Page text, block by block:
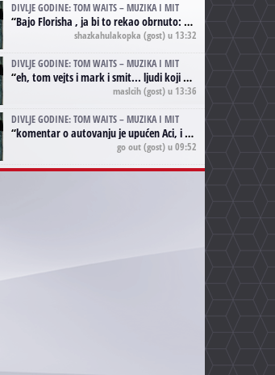
DIVLJE GODINE: TOM WAITS – MUZIKA I MIT
“Bajo Florisha , ja bi to rekao obrnuto: Beefheart je za Waitsa, isto sto i Hendrix za Lenny Kravitza
shazkahulakopka (gost) u 13:32
DIVLJE GODINE: TOM WAITS – MUZIKA I MIT
“eh, tom vejts i mark i smit... ljudi koji bi muzici više doprineli da su radili kao vozači tramvaja u gsp-u.
maslcih(gost) u 13:36
DIVLJE GODINE: TOM WAITS – MUZIKA I MIT
“komentar o autovanju je upućen Aci, i odnosi se na ono drugo autovanje...'senzualnost Waitsa' ;)
go out(gost) u 09:52